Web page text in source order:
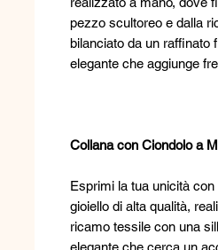
pezzo scultoreo e dalla
bilanciato da un raffinato
elegante che aggiunge
Collana con Ciondolo a
Esprimi la tua unicità
gioiello di alta qualità,
ricamo tessile con una
elegante che cerca un